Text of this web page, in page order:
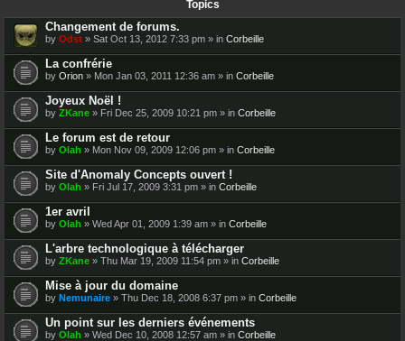
Topics
Changement de forums.
by Odst » Sat Oct 13, 2012 7:33 pm » in Corbeille
La confrérie
by Orion » Mon Jan 03, 2011 12:36 am » in Corbeille
Joyeux Noël !
by ZKane » Fri Dec 25, 2009 10:21 pm » in Corbeille
Le forum est de retour
by Olah » Mon Nov 09, 2009 12:06 pm » in Corbeille
Site d'Anomaly Concepts ouvert !
by Olah » Fri Jul 17, 2009 3:31 pm » in Corbeille
1er avril
by Olah » Wed Apr 01, 2009 1:39 am » in Corbeille
L'arbre technologique à télécharger
by ZKane » Thu Mar 19, 2009 11:54 pm » in Corbeille
Mise à jour du domaine
by Nemunaire » Thu Dec 18, 2008 6:37 pm » in Corbeille
Un point sur les derniers événements
by Olah » Wed Dec 10, 2008 12:57 am » in Corbeille